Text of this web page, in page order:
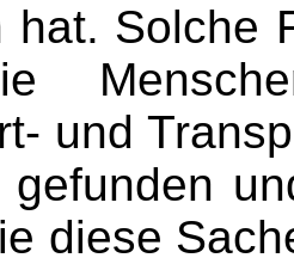
hat. Solche
und
gefunden
diese